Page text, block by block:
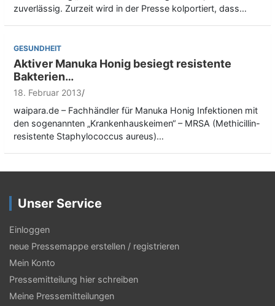
zuverlässig. Zurzeit wird in der Presse kolportiert, dass…
GESUNDHEIT
Aktiver Manuka Honig besiegt resistente
Bakterien…
18. Februar 2013
waipara.de – Fachhändler für Manuka Honig Infektionen mit
den sogenannten „Krankenhauskeimen“ – MRSA (Methicillin-
resistente Staphylococcus aureus)…
Unser Service
Einloggen
neue Pressemappe erstellen / registrieren
Mein Konto
Pressemitteilung hier schreiben
Meine Pressemitteilungen